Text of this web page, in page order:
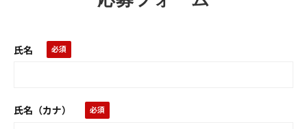
氏名
氏名（カナ）